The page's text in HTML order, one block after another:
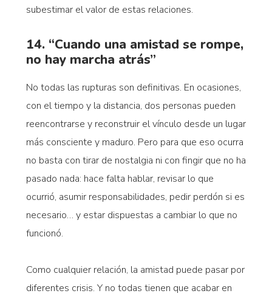
subestimar el valor de estas relaciones.
14. “Cuando una amistad se rompe,
no hay marcha atrás”
No todas las rupturas son definitivas. En ocasiones,
con el tiempo y la distancia, dos personas pueden
reencontrarse y reconstruir el vínculo desde un lugar
más consciente y maduro. Pero para que eso ocurra
no basta con tirar de nostalgia ni con fingir que no ha
pasado nada: hace falta hablar, revisar lo que
ocurrió, asumir responsabilidades, pedir perdón si es
necesario… y estar dispuestas a cambiar lo que no
funcionó.
Como cualquier relación, la amistad puede pasar por
diferentes crisis. Y no todas tienen que acabar en